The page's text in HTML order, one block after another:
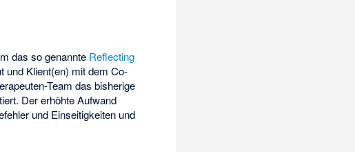
das so genannte Reflecting
und Klient(en) mit dem Co-
Team das bisherige
Der erhöhte Aufwand
und Einseitigkeiten und